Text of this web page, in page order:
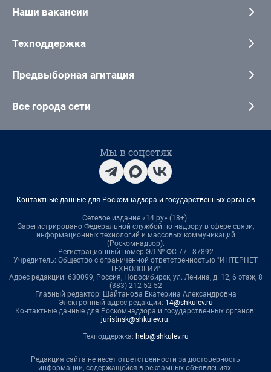
Наши вакансии
Техподдержка
Предвыборная агитация
Все города сети
Мы в соцсетях
Контактные данные для Роскомнадзора и государственных органов
Сетевое издание «14.ру» (18+).
Зарегистрировано Федеральной службой по надзору в сфере связи,
информационных технологий и массовых коммуникаций
(Роскомнадзор).
Регистрационный номер ЭЛ № ФС 77 - 87892
Учредитель: Общество с ограниченной ответственностью "ИНТЕРНЕТ
ТЕХНОЛОГИИ"
Адрес редакции: 630099, Россия, Новосибирск, ул. Ленина, д. 12, 6 этаж, 8
(383) 212-52-52
Главный редактор: Шайтанова Екатерина Александровна
Электронный адрес редакции: 14@shkulev.ru
Контактные данные для Роскомнадзора и государственных органов:
juristnsk@shkulev.ru.
Техподдержка: help@shkulev.ru
Редакция сайта не несет ответственности за достоверность
информации, содержащейся в рекламных объявлениях.